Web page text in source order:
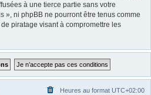
à une tierce partie sans votre
», ni phpBB ne pourront être tenus comme
piratage visant à compromettre les
Heures au format UTC+02:00